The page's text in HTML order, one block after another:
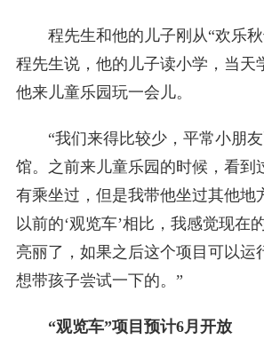
程先生和他的儿子刚从“欢乐秋
程先生说，他的儿子读小学，当天
他来儿童乐园玩一会儿。
“我们来得比较少，平常小朋
馆。之前来儿童乐园的时候，看到
有乘坐过，但是我带他坐过其他地
以前的‘观览车’相比，我感觉现在
亮丽了，如果之后这个项目可以运
想带孩子尝试一下的。”
“观览车”项目预计6月开放